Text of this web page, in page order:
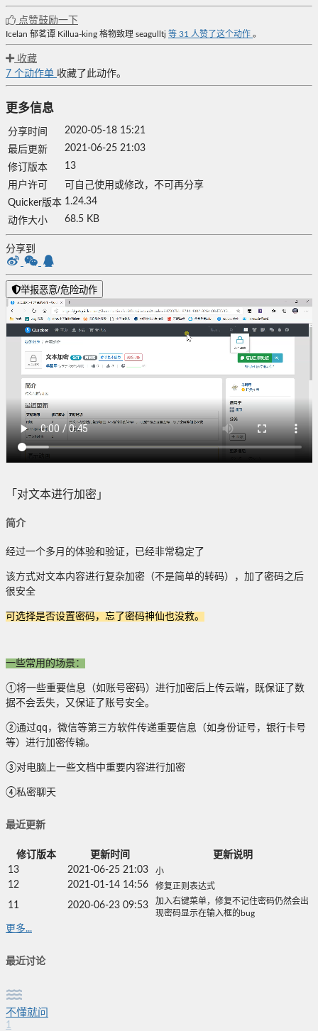
点赞鼓励一下
Icelan 郁茗谭 Killua-king 格物致理 seagulltj 等 31 人赞了这个动作 。
收藏
7 个动作单 收藏了此动作。
更多信息
分享时间
2020-05-18 15:21
最后更新
2021-06-25 21:03
修订版本
13
用户许可
可自己使用或修改，不可再分享
Quicker版本 1.24.34
动作大小
68.5 KB
分享到
举报恶意/危险动作
「对文本进行加密」
简介
经过一个多月的体验和验证，已经非常稳定了
该方式对文本内容进行复杂加密（不是简单的转码），加了密码之后
很安全
可选择是否设置密码，忘了密码神仙也没救。
一些常用的场景：
①将一些重要信息（如账号密码）进行加密后上传云端，既保证了数
据不会丢失，又保证了账号安全。
②通过qq，微信等第三方软件传递重要信息（如身份证号，银行卡号
等）进行加密传输。
③对电脑上一些文档中重要内容进行加密
④私密聊天
最近更新
修订版本 更新时间
更新说明
13
2021-06-25 21:03 小
12 2021-01-14 14:56 修复正则表达式
11 2020-06-23 09:53
加入右键菜单，修复不记住密码仍然会出
现密码显示在输入框的bug
更多...
最近讨论
不懂就问
1